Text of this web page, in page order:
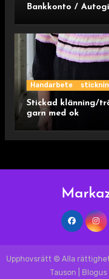
Bankkonto /
Handarbete
Stickad klänning/
garn med ok
Upphovsrätt © Alla
Tauson
Blogus